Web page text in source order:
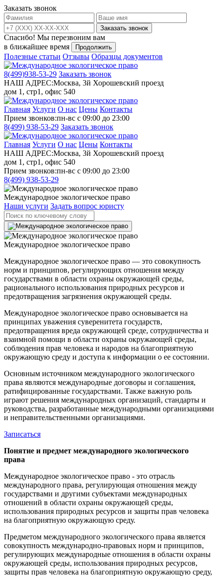
Заказать звонок
Заказать звонок
Спасибо! Мы перезвоним вам
в ближайшее время
Продолжить
Полезные статьи Отзывы Образцы документов
8(499)938-53-29 Заказать звонок
НАШ АДРЕС:Москва, 3й Хорошевский проезд
дом 1, стр1, офис 540
Главная Услуги О нас Цены Контакты
Прием звонков:пн-вс с 09:00 до 23:00
8(499) 938-53-29 Заказать звонок
Главная Услуги О нас Цены Контакты
НАШ АДРЕС:Москва, 3й Хорошевский проезд
дом 1, стр1, офис 540
Прием звонков:пн-вс с 09:00 до 23:00
8(499) 938-53-29
Международное экологическое право
Наши услуги Задать вопрос юристу
Международное экологическое право
Международное экологическое право — это совокупность
норм и принципов, регулирующих отношения между
государствами в области охраны окружающей среды,
рационального использования природных ресурсов и
предотвращения загрязнения окружающей среды.
Международное экологическое право основывается на
принципах уважения суверенитета государств,
предотвращения вреда окружающей среде, сотрудничества и
взаимной помощи в области охраны окружающей среды,
соблюдения прав человека и народов на благоприятную
окружающую среду и доступа к информации о ее состоянии.
Основным источником международного экологического
права являются международные договоры и соглашения,
ратифицированные государствами. Также важную роль
играют решения международных организаций, стандарты и
руководства, разработанные международными организациями
и неправительственными организациями.
Записаться
Понятие и предмет международного экологического
права
Международное экологическое право - это отрасль
международного права, регулирующая отношения между
государствами и другими субъектами международных
отношений в области охраны окружающей среды,
использования природных ресурсов и защиты прав человека
на благоприятную окружающую среду.
Предметом международного экологического права является
совокупность международно-правовых норм и принципов,
регулирующих международные отношения в области охраны
окружающей среды, использования природных ресурсов,
защиты прав человека на благоприятную окружающую среду,